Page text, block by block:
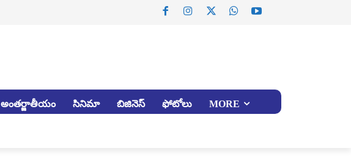
అంతర్జాతీయం సినిమా బిజినెస్ ఫోటోలు MORE